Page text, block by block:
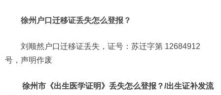
徐州户口迁移证丢失怎么登报？
刘顺然户口迁移证丢失，证号：苏迁字第 12684912
号，声明作废
徐州市《出生医学证明》丢失怎么登报？/出生证补发流